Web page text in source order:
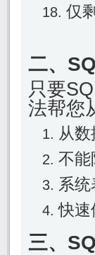
仅
二、
只要
法帮您
从
不能
系
快速
三、